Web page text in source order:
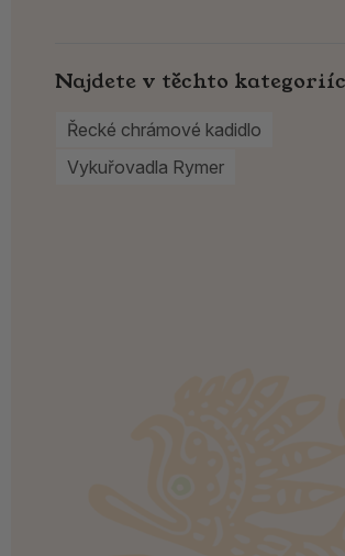
Najdete v těchto
Řecké chrámové kadidlo
Vykuřovadla Rymer